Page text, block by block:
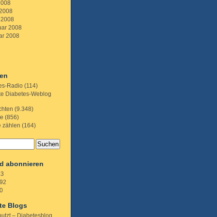
2008
2008
Radio (114)
Diabetes-Weblog
(9.348)
(856)
zählen (164)
abonnieren
Blogs
– Diabetesblog